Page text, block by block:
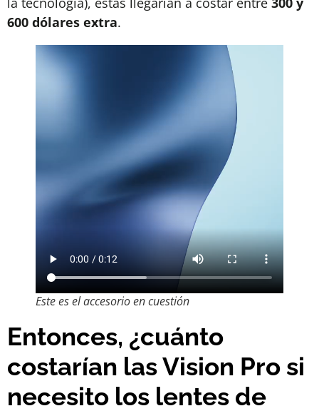
600 dólares extra.
Este es el accesorio en cuestión
Entonces, ¿cuánto
costarían las Vision Pro si
necesito los lentes de